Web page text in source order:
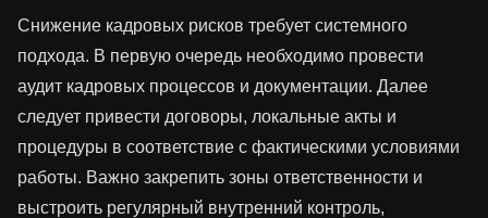
Снижение кадровых рисков требует системного
подхода. В первую очередь необходимо провести
аудит кадровых процессов и документации. Далее
следует привести договоры, локальные акты и
процедуры в соответствие с фактическими условиями
работы. Важно закрепить зоны ответственности и
выстроить регулярный внутренний контроль,